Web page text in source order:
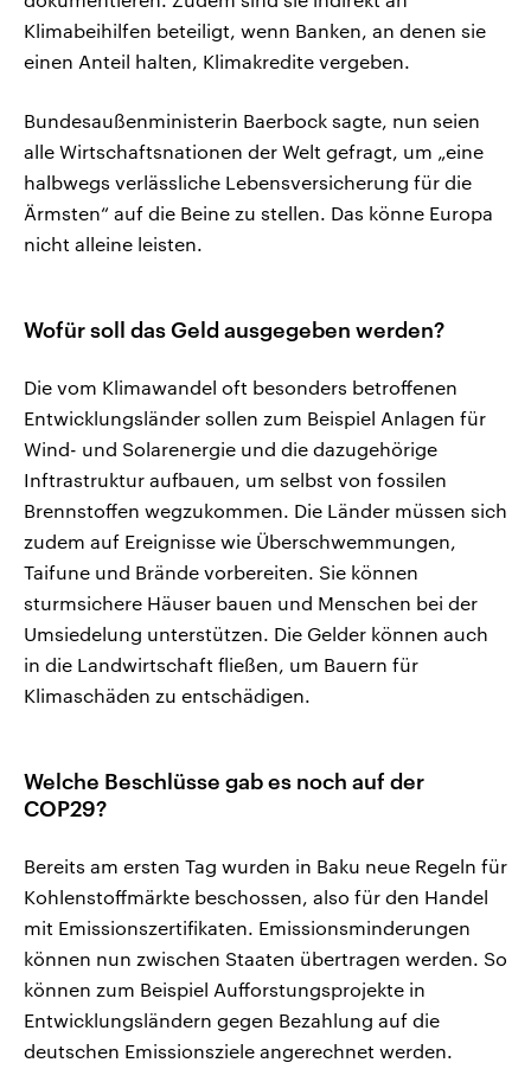
Klimabeihilfen beteiligt, wenn Banken, an denen sie
einen Anteil halten, Klimakredite vergeben.
Bundesaußenministerin Baerbock sagte, nun seien
alle Wirtschaftsnationen der Welt gefragt, um „eine
halbwegs verlässliche Lebensversicherung für die
Ärmsten“ auf die Beine zu stellen. Das könne Europa
nicht alleine leisten.
Wofür soll das Geld ausgegeben werden?
Die vom Klimawandel oft besonders betroffenen
Entwicklungsländer sollen zum Beispiel Anlagen für
Wind- und Solarenergie und die dazugehörige
Inftrastruktur aufbauen, um selbst von fossilen
Brennstoffen wegzukommen. Die Länder müssen sich
zudem auf Ereignisse wie Überschwemmungen,
Taifune und Brände vorbereiten. Sie können
sturmsichere Häuser bauen und Menschen bei der
Umsiedelung unterstützen. Die Gelder können auch
in die Landwirtschaft fließen, um Bauern für
Klimaschäden zu entschädigen.
Welche Beschlüsse gab es noch auf der
COP29?
Bereits am ersten Tag wurden in Baku neue Regeln für
Kohlenstoffmärkte beschossen, also für den Handel
mit Emissionszertifikaten. Emissionsminderungen
können nun zwischen Staaten übertragen werden. So
können zum Beispiel Aufforstungsprojekte in
Entwicklungsländern gegen Bezahlung auf die
deutschen Emissionsziele angerechnet werden.